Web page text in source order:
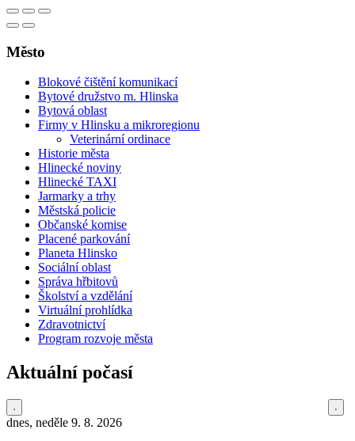
Město
Blokové čištění komunikací
Bytové družstvo m. Hlinska
Bytová oblast
Firmy v Hlinsku a mikroregionu
Veterinární ordinace
Historie města
Hlinecké noviny
Hlinecké TAXI
Jarmarky a trhy
Městská policie
Občanské komise
Placené parkování
Planeta Hlinsko
Sociální oblast
Správa hřbitovů
Školství a vzdělání
Virtuální prohlídka
Zdravotnictví
Program rozvoje města
Aktuální počasí
dnes, neděle 9. 8. 2026